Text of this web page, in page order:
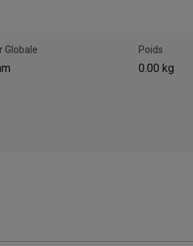
Globale Poids
0.00 kg